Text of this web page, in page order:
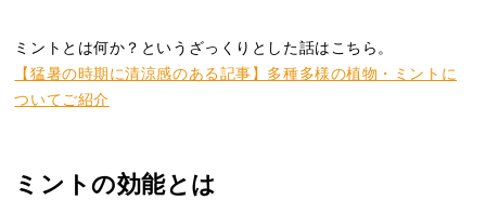
ミントとは何か？というざっくりとした話はこちら。
【猛暑の時期に清涼感のある記事】多種多様の植物・ミントに
ついてご紹介
ミントの効能とは